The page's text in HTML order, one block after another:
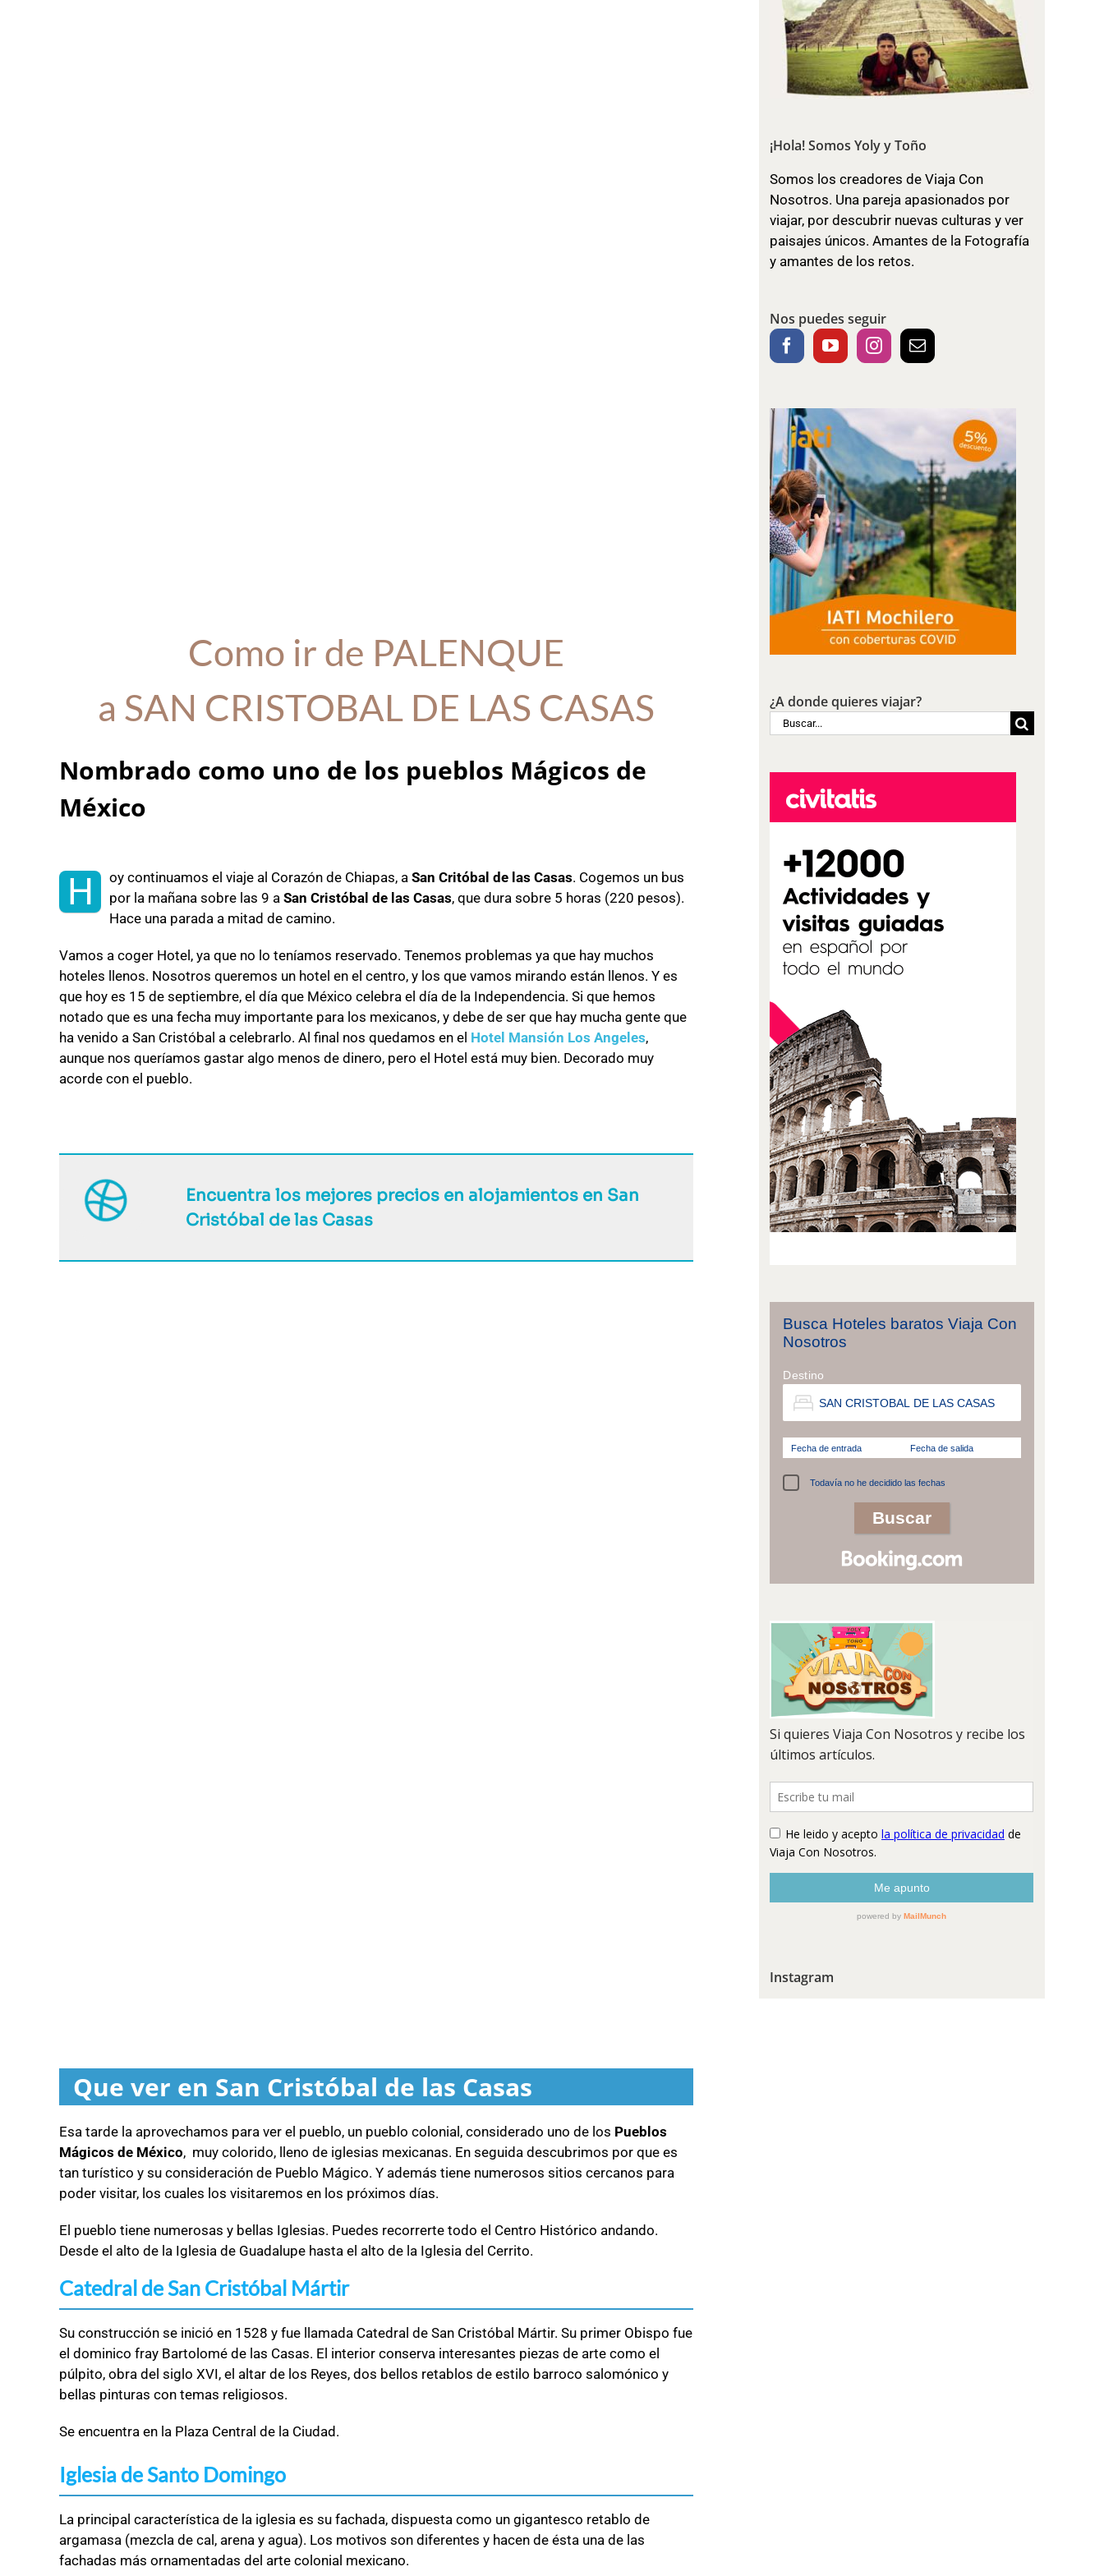
Como ir de PALENQUE
a SAN CRISTOBAL DE LAS CASAS
Nombrado como uno de los pueblos Mágicos de
México
H oy continuamos el viaje al Corazón de Chiapas, a San Critóbal de las Casas. Cogemos un bus
por la mañana sobre las 9 a San Cristóbal de las Casas, que dura sobre 5 horas (220 pesos).
Hace una parada a mitad de camino.
Vamos a coger Hotel, ya que no lo teníamos reservado. Tenemos problemas ya que hay muchos
hoteles llenos. Nosotros queremos un hotel en el centro, y los que vamos mirando están llenos. Y es
que hoy es 15 de septiembre, el día que México celebra el día de la Independencia. Si que hemos
notado que es una fecha muy importante para los mexicanos, y debe de ser que hay mucha gente que
ha venido a San Cristóbal a celebrarlo. Al final nos quedamos en el Hotel Mansión Los Angeles,
aunque nos queríamos gastar algo menos de dinero, pero el Hotel está muy bien. Decorado muy
acorde con el pueblo.
Encuentra los mejores precios en alojamientos en San
Cristóbal de las Casas
Que ver en San Cristóbal de las Casas
Esa tarde la aprovechamos para ver el pueblo, un pueblo colonial, considerado uno de los Pueblos
Mágicos de México, muy colorido, lleno de iglesias mexicanas. En seguida descubrimos por que es
tan turístico y su consideración de Pueblo Mágico. Y además tiene numerosos sitios cercanos para
poder visitar, los cuales los visitaremos en los próximos días.
El pueblo tiene numerosas y bellas Iglesias. Puedes recorrerte todo el Centro Histórico andando.
Desde el alto de la Iglesia de Guadalupe hasta el alto de la Iglesia del Cerrito.
Catedral de San Cristóbal Mártir
Su construcción se inició en 1528 y fue llamada Catedral de San Cristóbal Mártir. Su primer Obispo fue
el dominico fray Bartolomé de las Casas. El interior conserva interesantes piezas de arte como el
púlpito, obra del siglo XVI, el altar de los Reyes, dos bellos retablos de estilo barroco salomónico y
bellas pinturas con temas religiosos.
Se encuentra en la Plaza Central de la Ciudad.
Iglesia de Santo Domingo
La principal característica de la iglesia es su fachada, dispuesta como un gigantesco retablo de
argamasa (mezcla de cal, arena y agua). Los motivos son diferentes y hacen de ésta una de las
fachadas más ornamentadas del arte colonial mexicano.
¡Hola! Somos Yoly y Toño
Somos los creadores de Viaja Con
Nosotros. Una pareja apasionados por
viajar, por descubrir nuevas culturas y ver
paisajes únicos. Amantes de la Fotografía
y amantes de los retos.
Nos puedes seguir
¿A donde quieres viajar?
Buscar:
Busca Hoteles baratos Viaja Con
Nosotros
Destino
Fecha de entrada Fecha de salida
Todavía no he decidido las fechas
Instagram